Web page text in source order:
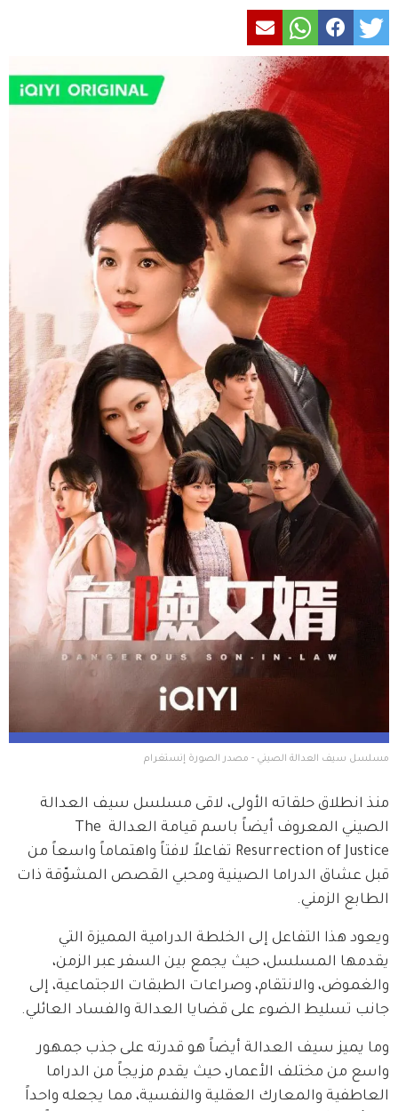
مسلسل سيف العدالة الصيني - مصدر الصورة إنستغرام
منذ انطلاق حلقاته الأولى، لاقى مسلسل سيف العدالة
الصيني المعروف أيضاً باسم قيامة العدالة The
Resurrection of Justice تفاعلاً لافتاً واهتماماً واسعاً من
قبل عشاق الدراما الصينية ومحبي القصص المشوّقة ذات
الطابع الزمني.
ويعود هذا التفاعل إلى الخلطة الدرامية المميزة التي
يقدمها المسلسل، حيث يجمع بين السفر عبر الزمن،
والغموض، والانتقام، وصراعات الطبقات الاجتماعية، إلى
جانب تسليط الضوء على قضايا العدالة والفساد العائلي.
وما يميز سيف العدالة أيضاً هو قدرته على جذب جمهور
واسع من مختلف الأعمار، حيث يقدم مزيجاً من الدراما
العاطفية والمعارك العقلية والنفسية، مما يجعله واحداً